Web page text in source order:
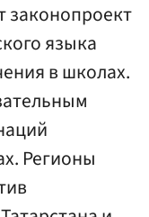
законопроект
языка
в школах.
Регионы